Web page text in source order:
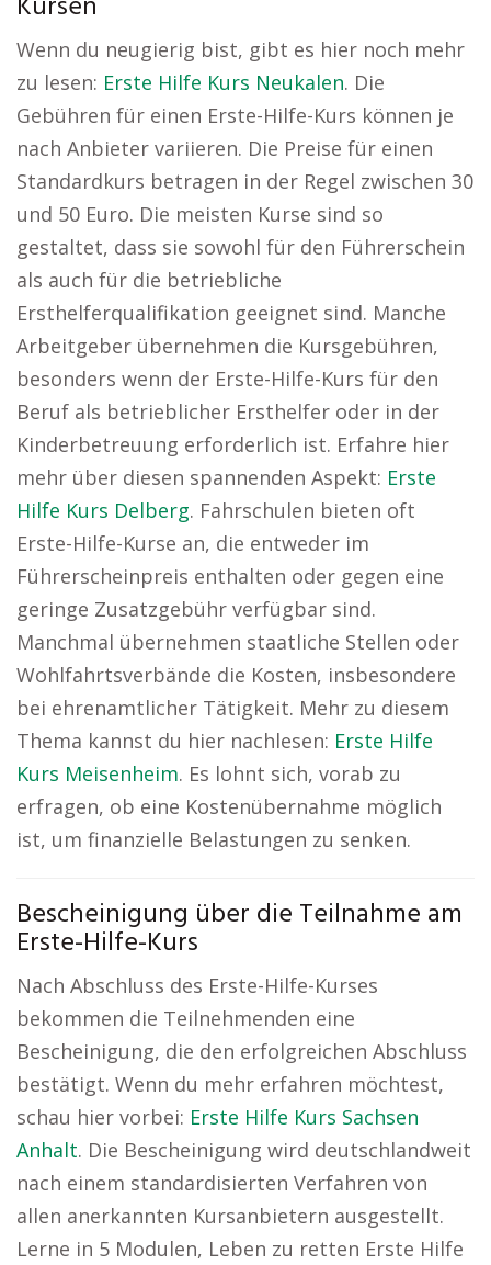
Wenn du neugierig bist, gibt es hier noch mehr
zu lesen: Erste Hilfe Kurs Neukalen. Die
Gebühren für einen Erste-Hilfe-Kurs können je
nach Anbieter variieren. Die Preise für einen
Standardkurs betragen in der Regel zwischen 30
und 50 Euro. Die meisten Kurse sind so
gestaltet, dass sie sowohl für den Führerschein
als auch für die betriebliche
Ersthelferqualifikation geeignet sind. Manche
Arbeitgeber übernehmen die Kursgebühren,
besonders wenn der Erste-Hilfe-Kurs für den
Beruf als betrieblicher Ersthelfer oder in der
Kinderbetreuung erforderlich ist. Erfahre hier
mehr über diesen spannenden Aspekt: Erste
Hilfe Kurs Delberg. Fahrschulen bieten oft
Erste-Hilfe-Kurse an, die entweder im
Führerscheinpreis enthalten oder gegen eine
geringe Zusatzgebühr verfügbar sind.
Manchmal übernehmen staatliche Stellen oder
Wohlfahrtsverbände die Kosten, insbesondere
bei ehrenamtlicher Tätigkeit. Mehr zu diesem
Thema kannst du hier nachlesen: Erste Hilfe
Kurs Meisenheim. Es lohnt sich, vorab zu
erfragen, ob eine Kostenübernahme möglich
ist, um finanzielle Belastungen zu senken.
Bescheinigung über die Teilnahme am
Erste-Hilfe-Kurs
Nach Abschluss des Erste-Hilfe-Kurses
bekommen die Teilnehmenden eine
Bescheinigung, die den erfolgreichen Abschluss
bestätigt. Wenn du mehr erfahren möchtest,
schau hier vorbei: Erste Hilfe Kurs Sachsen
Anhalt. Die Bescheinigung wird deutschlandweit
nach einem standardisierten Verfahren von
allen anerkannten Kursanbietern ausgestellt.
Lerne in 5 Modulen, Leben zu retten Erste Hilfe